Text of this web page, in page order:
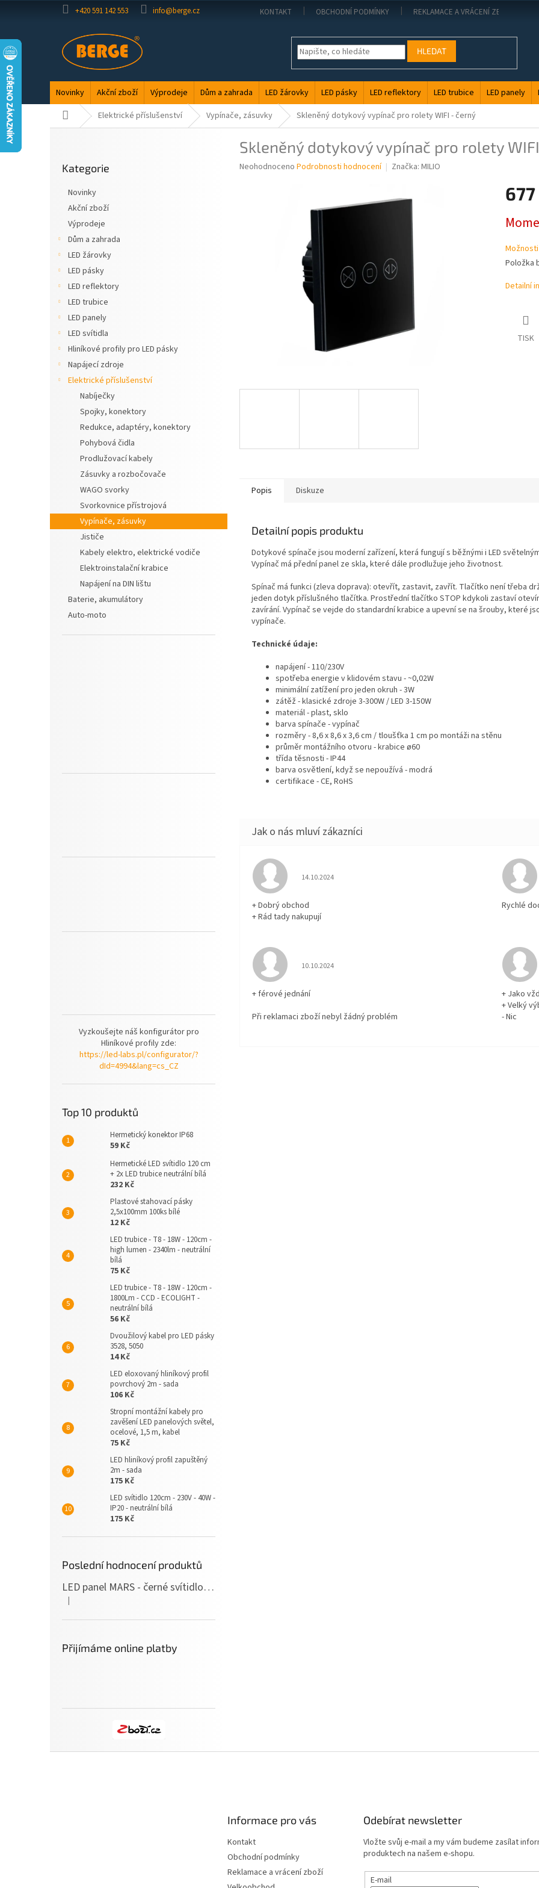
+420 591 142 553 info@berge.cz KONTAKT OBCHODNÍ PODMÍNKY REKLAMACE A VRÁCENÍ ZBOŽÍ
HLEDAT
Novinky Akční zboží Výprodeje Dům a zahrada LED žárovky LED pásky LED reflektory LED trubice LED panely
Domů Elektrické příslušenství Vypínače, zásuvky Skleněný dotykový vypínač pro rolety WIFI - černý
kategorie
Kategorie
Novinky
Akční zboží
Výprodeje
Dům a zahrada
LED žárovky
LED pásky
LED reflektory
LED trubice
LED panely
LED svítidla
Hliníkové profily pro LED pásky
Napájecí zdroje
Elektrické příslušenství
Nabíječky
Spojky, konektory
Redukce, adaptéry, konektory
Pohybová čidla
Prodlužovací kabely
Zásuvky a rozbočovače
WAGO svorky
Svorkovnice přístrojová
Vypínače, zásuvky
Jističe
Kabely elektro, elektrické vodiče
Elektroinstalační krabice
Napájení na DIN lištu
Baterie, akumulátory
Auto-moto
Vyzkoušejte náš konfigurátor pro
Hliníkové profily zde:
https://led-labs.pl/configurator/?
dId=4994&lang=cs_CZ
Top 10 produktů
Hermetický konektor IP68
59 Kč
Hermetické LED svítidlo 120 cm
+ 2x LED trubice neutrální bílá
232 Kč
Plastové stahovací pásky
2,5x100mm 100ks bílé
12 Kč
LED trubice - T8 - 18W - 120cm -
high lumen - 2340lm - neutrální
bílá
75 Kč
LED trubice - T8 - 18W - 120cm -
1800Lm - CCD - ECOLIGHT -
neutrální bílá
56 Kč
Dvoužilový kabel pro LED pásky
3528, 5050
14 Kč
LED eloxovaný hliníkový profil
povrchový 2m - sada
106 Kč
Stropní montážní kabely pro
zavěšení LED panelových světel,
ocelové, 1,5 m, kabel
75 Kč
LED hliníkový profil zapuštěný
2m - sada
175 Kč
LED svítidlo 120cm - 230V - 40W -
IP20 - neutrální bílá
175 Kč
Poslední hodnocení produktů
LED panel MARS - černé svítidlo SLIM - 120cm - 36W - 230V - 3600Lm - neutrální bílá
Hodnocení produktu je 5 z 5 hvězdiček.
|
Přijímáme online platby
Skleněný dotykový vypínač pro rolety
Průměrné
Neohodnoceno Podrobnosti hodnocení Značka: MILIO
677
cena:
Položka
Detailní
TISK
Popis Diskuze
Detailní popis produktu
Dotykové spínače jsou moderní zařízení, která fungují s běžnými i LED
Vypínač má přední panel ze skla, které dále prodlužuje jeho životnost.
Spínač má funkci (zleva doprava): otevřít, zastavit, zavřít. Tlačítko není třeba
jeden dotyk příslušného tlačítka. Prostřední tlačítko STOP kdykoli zastaví
zavírání. Vypínač se vejde do standardní krabice a upevní se na šrouby, které
vypínače.
Technické údaje:
napájení - 110/230V
spotřeba energie v klidovém stavu - ~0,02W
minimální zatížení pro jeden okruh - 3W
zátěž - klasické zdroje 3-300W / LED 3-150W
materiál - plast, sklo
barva spínače - vypínač
rozměry - 8,6 x 8,6 x 3,6 cm / tloušťka 1 cm po montáži na stěnu
průměr montážního otvoru - krabice ø60
třída těsnosti - IP44
barva osvětlení, když se nepoužívá - modrá
certifikace - CE, RoHS
Hodnocení obchodu je 5 z 5 hvězdiček.
14.10.2024
+ Dobrý obchod
+ Rád tady nakupují
Rychlé
Hodnocení obchodu je 5 z 5 hvězdiček.
10.10.2024
+ férové jednání
Při reklamaci zboží nebyl žádný problém
+ Jako
+ Velký
- Nic
Informace pro vás
Kontakt
Obchodní podmínky
Reklamace a vrácení zboží
Odebírat newsletter
Vložte svůj e-mail a my vám budeme zasílat
produktech na našem e-shopu.
E-mail